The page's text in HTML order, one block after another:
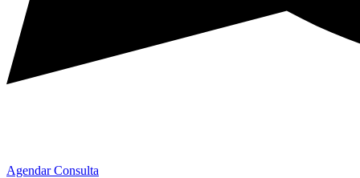
Agendar Consulta